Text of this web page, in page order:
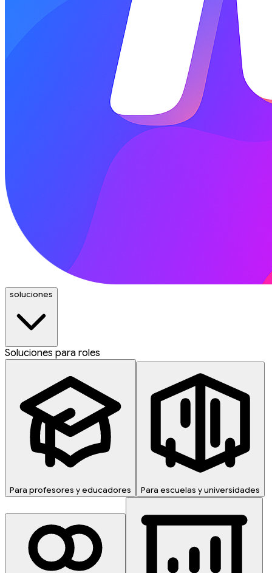
soluciones
Soluciones para roles
Para profesores y educadores Para escuelas y universidades